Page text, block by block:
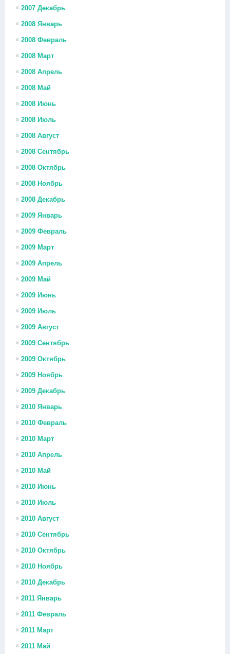
2007 Декабрь
2008 Январь
2008 Февраль
2008 Март
2008 Апрель
2008 Май
2008 Июнь
2008 Июль
2008 Август
2008 Сентябрь
2008 Октябрь
2008 Ноябрь
2008 Декабрь
2009 Январь
2009 Февраль
2009 Март
2009 Апрель
2009 Май
2009 Июнь
2009 Июль
2009 Август
2009 Сентябрь
2009 Октябрь
2009 Ноябрь
2009 Декабрь
2010 Январь
2010 Февраль
2010 Март
2010 Апрель
2010 Май
2010 Июнь
2010 Июль
2010 Август
2010 Сентябрь
2010 Октябрь
2010 Ноябрь
2010 Декабрь
2011 Январь
2011 Февраль
2011 Март
2011 Май